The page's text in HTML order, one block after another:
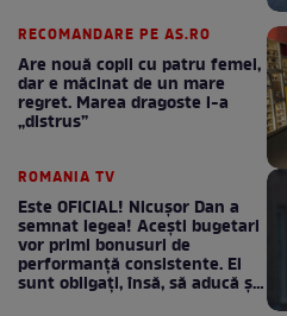
RECOMANDARE PE AS.RO
Are nouă copii cu patru femei,
dar e măcinat de un mare
regret. Marea dragoste l-a
„distrus”
ROMANIA TV
Este OFICIAL! Nicușor Dan a
semnat legea! Acești bugetari
vor primi bonusuri de
performanță consistente. Ei
sunt obligați, însă, să aducă și